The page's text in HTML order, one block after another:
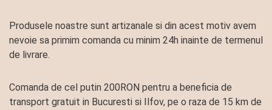
Produsele noastre sunt artizanale si din acest motiv avem
nevoie sa primim comanda cu minim 24h inainte de termenul
de livrare.
Comanda de cel putin 200RON pentru a beneficia de
transport gratuit in Bucuresti si Ilfov, pe o raza de 15 km de